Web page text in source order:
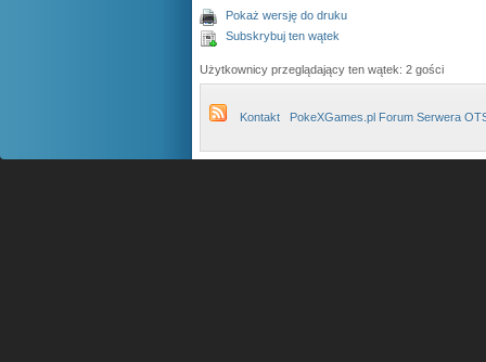
Pokaż wersję do druku
Subskrybuj ten wątek
Użytkownicy przeglądający ten wątek: 2 gości
Kontakt PokeXGames.pl Forum Serwera